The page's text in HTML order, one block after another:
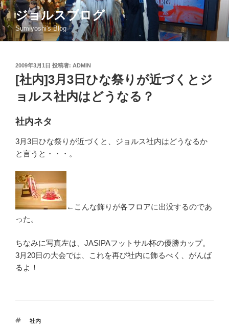
コ
ン
テ
ン
ジョルスブログ
Sumiyoshi's Blog
投
稿
日:
2009年3月1日 投稿者: ADMIN
[社内]3月3日ひな祭りが近づくとジ
ョルス社内はどうなる？
社内ネタ
3月3日ひな祭りが近づくと、ジョルス社内はどうなるか
と言うと・・・。
←こんな飾りが各フロアに出没するのであ
った。
ちなみに写真左は、JASIPAフットサル杯の優勝カップ。
3月20日の大会では、これを再び社内に飾るべく、がんば
るよ！
タ
社内